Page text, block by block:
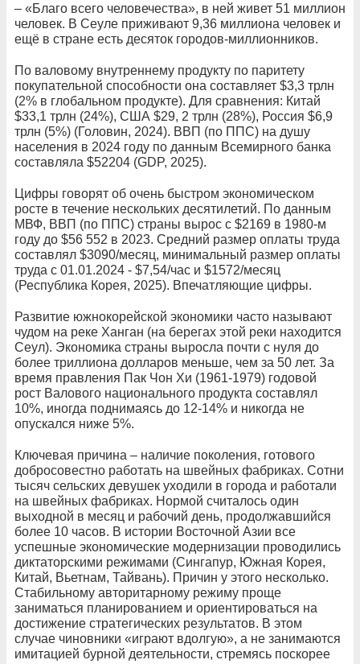
– «Благо всего человечества», в ней живет 51 миллион
человек. В Сеуле приживают 9,36 миллиона человек и
ещё в стране есть десяток городов-миллионников.
По валовому внутреннему продукту по паритету
покупательной способности она составляет $3,3 трлн
(2% в глобальном продукте). Для сравнения: Китай
$33,1 трлн (24%), США $29, 2 трлн (28%), Россия $6,9
трлн (5%) (Головин, 2024). ВВП (по ППС) на душу
населения в 2024 году по данным Всемирного банка
составляла $52204 (GDP, 2025).
Цифры говорят об очень быстром экономическом
росте в течение нескольких десятилетий. По данным
МВФ, ВВП (по ППС) страны вырос с $2169 в 1980-м
году до $56 552 в 2023. Средний размер оплаты труда
составлял $3090/месяц, минимальный размер оплаты
труда с 01.01.2024 - $7,54/час и $1572/месяц
(Республика Корея, 2025). Впечатляющие цифры.
Развитие южнокорейской экономики часто называют
чудом на реке Ханган (на берегах этой реки находится
Сеул). Экономика страны выросла почти с нуля до
более триллиона долларов меньше, чем за 50 лет. За
время правления Пак Чон Хи (1961-1979) годовой
рост Валового национального продукта составлял
10%, иногда поднимаясь до 12-14% и никогда не
опускался ниже 5%.
Ключевая причина – наличие поколения, готового
добросовестно работать на швейных фабриках. Сотни
тысяч сельских девушек уходили в города и работали
на швейных фабриках. Нормой считалось один
выходной в месяц и рабочий день, продолжавшийся
более 10 часов. В истории Восточной Азии все
успешные экономические модернизации проводились
диктаторскими режимами (Сингапур, Южная Корея,
Китай, Вьетнам, Тайвань). Причин у этого несколько.
Стабильному авторитарному режиму проще
заниматься планированием и ориентироваться на
достижение стратегических результатов. В этом
случае чиновники «играют вдолгую», а не занимаются
имитацией бурной деятельности, стремясь поскорее